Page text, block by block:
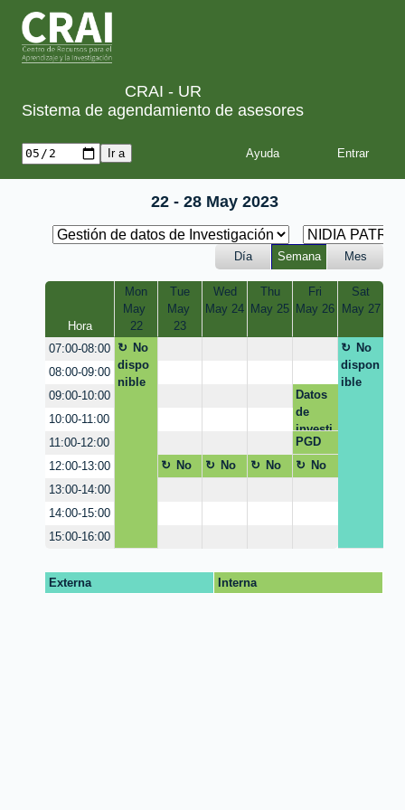
CRAI - UR
Sistema de agendamiento de asesores
Ayuda
22 - 28 May 2023
Día Semana Mes
Hora
Mon
May
22
Tue
May
23
Wed
May 24
Thu
May 25
Fri
May 26
Sat
May 27
07:00-08:00
No
dispo
nible
No
dispon
ible
08:00-09:00
09:00-10:00
Datos
de
investi
gación
10:00-11:00
11:00-12:00
PGD
12:00-13:00
No
No
No
No
13:00-14:00
14:00-15:00
15:00-16:00
Externa Interna